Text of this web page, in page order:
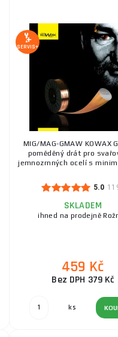
SERVIS+
MIG/MAG-GMAW KOWAX
poměděný drát pro
jemnozrnných ocelí s
5.0
SKLADEM
ihned na prodejně
459 Kč
Bez DPH 379 Kč
ks